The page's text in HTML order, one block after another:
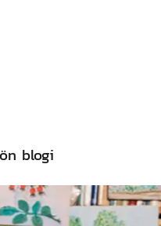
blogi